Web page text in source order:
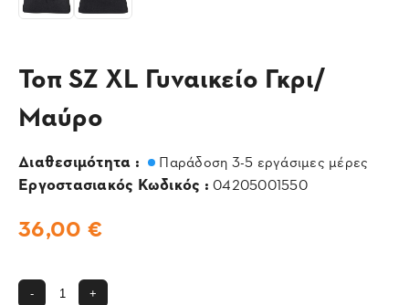
Τοπ SZ XL Γυναικείο Γκρι/
Μαύρο
Διαθεσιμότητα : Παράδοση 3-5 εργάσιμες μέρες
Εργοστασιακός Κωδικός : 04205001550
36,00 €
- +